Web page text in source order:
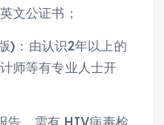
文公证书；
)：由认识2年以上的
师等有专业人士开
告，需有 HIV病毒检